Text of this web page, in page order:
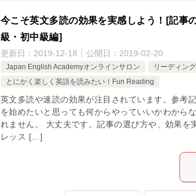
今こそ英文多読の効果を実感しよう！[記事
級・初中級編]
更新日： 2019-12-18 公開日： 2019-02-20
Japan English Academyオンラインサロン
リーディン
とにかく楽しく英語を読みたい！Fun Reading
英文多読や速読の効果が注目されています。参考
を始めたいと思っても何からやっていいかわから
れません。 大丈夫です。記事の選び方や、効果を
レッス […]